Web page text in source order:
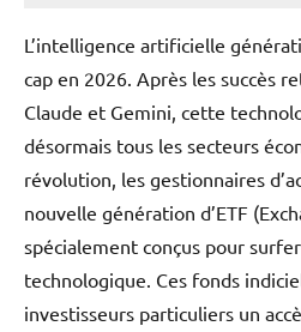
L’intelligence artificielle
cap en 2026. Après les succès
Claude et Gemini, cette
désormais tous les secteurs
révolution, les gestionnaires
nouvelle génération d’ETF
spécialement conçus pour
technologique. Ces fonds
investisseurs particuliers un